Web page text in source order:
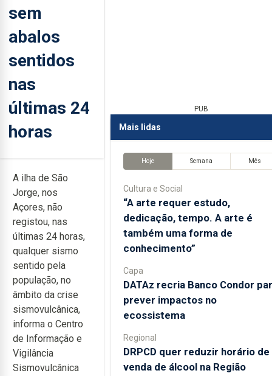
sem
abalos
sentidos
nas
últimas 24
horas
A ilha de São
Jorge, nos
Açores, não
registou, nas
últimas 24 horas,
qualquer sismo
sentido pela
população, no
âmbito da crise
sismovulcânica,
informa o Centro
de Informação e
Vigilância
Sismovulcânica
PUB
Mais lidas
Hoje Semana Mês
Cultura e Social
“A arte requer estudo,
dedicação, tempo. A arte é
também uma forma de
conhecimento”
Capa
DATAz recria Banco Condor
prever impactos no
ecossistema
Regional
DRPCD quer reduzir horário de
venda de álcool na Região